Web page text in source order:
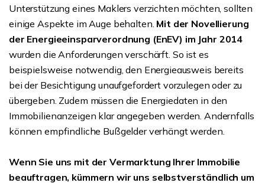
Unterstützung eines Maklers verzichten möchten, sollten
einige Aspekte im Auge behalten. Mit der Novellierung
der Energieeinsparverordnung (EnEV) im Jahr 2014
wurden die Anforderungen verschärft. So ist es
beispielsweise notwendig, den Energieausweis bereits
bei der Besichtigung unaufgefordert vorzulegen oder zu
übergeben. Zudem müssen die Energiedaten in den
Immobilienanzeigen klar angegeben werden. Andernfalls
können empfindliche Bußgelder verhängt werden.
Wenn Sie uns mit der Vermarktung Ihrer Immobilie
beauftragen, kümmern wir uns selbstverständlich um